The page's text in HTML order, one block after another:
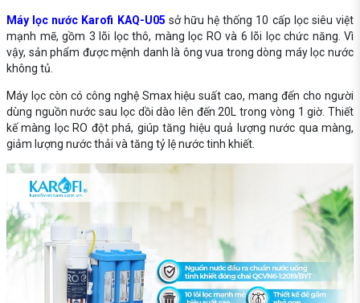
Máy lọc nước Karofi KAQ-U05 sở hữu hệ thống 10 cấp lọc siêu việt
mạnh mẽ, gồm 3 lõi lọc thô, màng lọc RO và 6 lõi lọc chức năng. Vì
vậy, sản phẩm được mệnh danh là ông vua trong dòng máy lọc nước
không tủ.
Máy lọc còn có công nghệ Smax hiệu suất cao, mang đến cho người
dùng nguồn nước sau lọc dồi dào lên đến 20L trong vòng 1 giờ. Thiết
kế màng lọc RO đột phá, giúp tăng hiệu quả lượng nước qua màng,
giảm lượng nước thải và tăng tỷ lệ nước tinh khiết.